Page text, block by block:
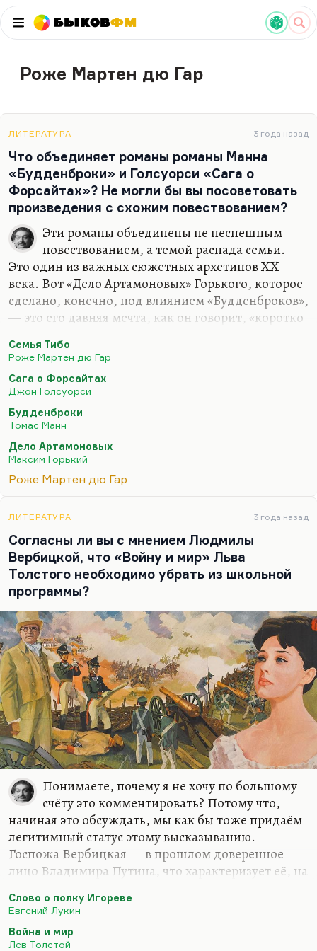
БыковФМ
Роже Мартен дю Гар
ЛИТЕРАТУРА 3 года назад
Что объединяет романы романы Манна
«Будденброки» и Голсуорси «Сага о
Форсайтах»? Не могли бы вы посоветовать
произведения с схожим повествованием?
Эти романы объединены не неспешным
повествованием, а темой распада семьи.
Это один из важных сюжетных архетипов XX
века. Вот «Дело Артамоновых» Горького, которое
сделано, конечно, под влиянием «Будденброков»,
— это его давняя мечта, как он говорит, «коротко
масштабных эпосов о семейном распаде — это,
как правило, романы с фамилией героя в
названии.
Самая, по-моему, выдающаяся книга — это
«Семья Тибо». Вообще Роже Мартен дю Гар
своего «Нобеля» заслужил. Мне кажется, что это
писатель очень высокого класса. И «Семья Тибо»
— это совершенно драгоценный для меня роман,
личность Антуана. И наверное, Рашель —…
Семья Тибо
Роже Мартен дю Гар
Сага о Форсайтах
Джон Голсуорси
Будденброки
Томас Манн
Дело Артамоновых
Максим Горький
Роже Мартен дю Гар
ЛИТЕРАТУРА 3 года назад
Согласны ли вы с мнением Людмилы
Вербицкой, что «Войну и мир» Льва
Толстого необходимо убрать из школьной
программы?
Понимаете, почему я не хочу по большому
счёту это комментировать? Потому что,
начиная это обсуждать, мы как бы тоже придаём
легитимный статус этому высказыванию.
Госпожа Вербицкая — в прошлом доверенное
лицо Владимира Путина, что характеризует её, на
время возглавляла Санкт-Петербургский
университет. Вот если бы она в то время сказала
что-нибудь подобное, об этом бы стоило
Слово о полку Игореве
Евгений Лукин
Война и мир
Лев Толстой